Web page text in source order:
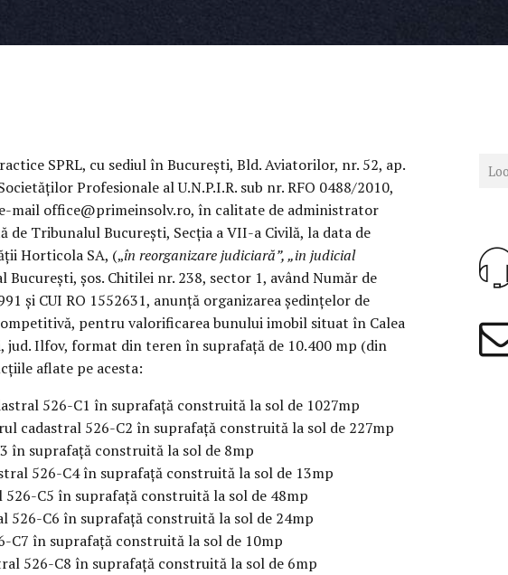
SPRL, cu sediul în București, Bld. Aviatorilor, nr. 52, ap.
Profesionale al U.N.P.I.R. sub nr. RFO 0488/2010,
mail office@primeinsolv.ro, în calitate de administrator
Tribunalul București, Secția a VII-a Civilă, la data de
Horticola SA, („în reorganizare judiciară”, „in judicial
București, șos. Chitilei nr. 238, sector 1, având Număr de
și CUI RO 1552631, anunță organizarea ședințelor de
pentru valorificarea bunului imobil situat în Calea
jud. Ilfov, format din teren în suprafață de 10.400 mp (din
aflate pe acesta:
526-C1 în suprafață construită la sol de 1027mp
cadastral 526-C2 în suprafață construită la sol de 227mp
în suprafață construită la sol de 8mp
526-C4 în suprafață construită la sol de 13mp
C5 în suprafață construită la sol de 48mp
526-C6 în suprafață construită la sol de 24mp
C7 în suprafață construită la sol de 10mp
526-C8 în suprafață construită la sol de 6mp